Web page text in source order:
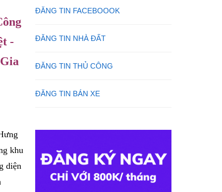
-
khu
diện
ĐĂNG TIN FACEBOOOK
ĐĂNG TIN NHÀ ĐẤT
ĐĂNG TIN THỦ CÔNG
ĐĂNG TIN BÁN XE